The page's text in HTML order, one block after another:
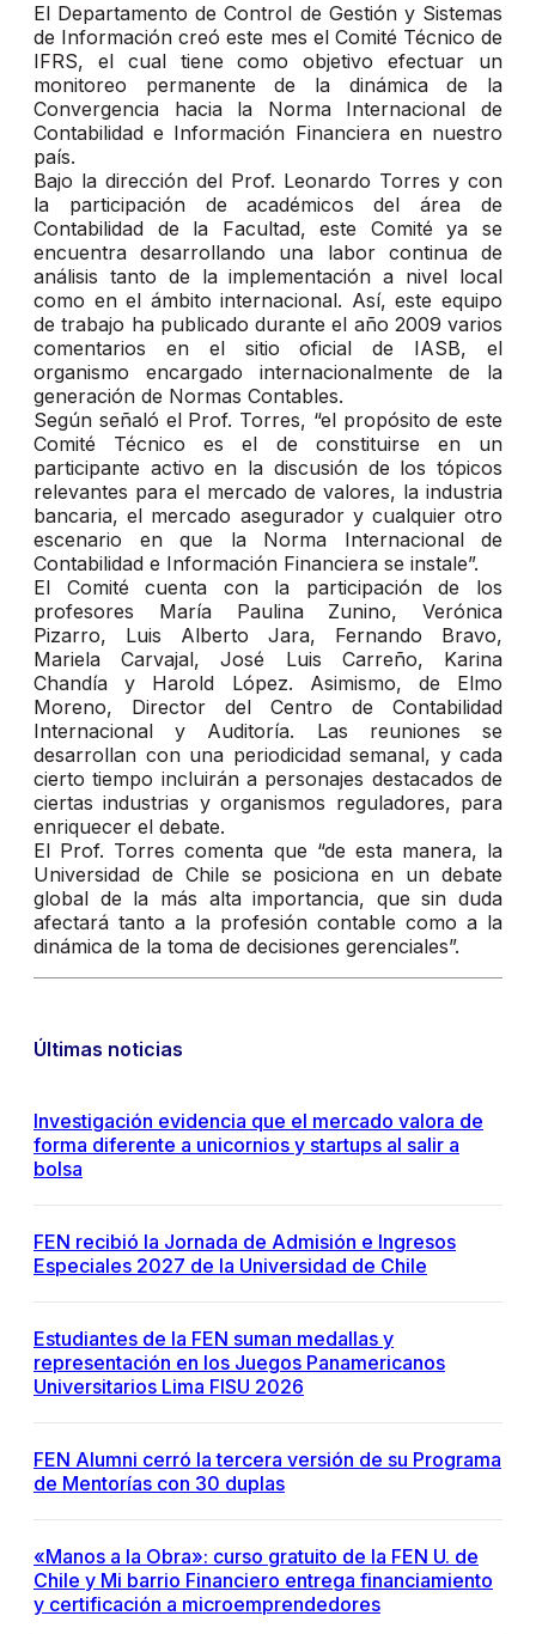
El Departamento de Control de Gestión y Sistemas
de Información creó este mes el Comité Técnico de
IFRS, el cual tiene como objetivo efectuar un
monitoreo permanente de la dinámica de la
Convergencia hacia la Norma Internacional de
Contabilidad e Información Financiera en nuestro
país.
Bajo la dirección del Prof. Leonardo Torres y con
la participación de académicos del área de
Contabilidad de la Facultad, este Comité ya se
encuentra desarrollando una labor continua de
análisis tanto de la implementación a nivel local
como en el ámbito internacional. Así, este equipo
de trabajo ha publicado durante el año 2009 varios
comentarios en el sitio oficial de IASB, el
organismo encargado internacionalmente de la
generación de Normas Contables.
Según señaló el Prof. Torres, “el propósito de este
Comité Técnico es el de constituirse en un
participante activo en la discusión de los tópicos
relevantes para el mercado de valores, la industria
bancaria, el mercado asegurador y cualquier otro
escenario en que la Norma Internacional de
Contabilidad e Información Financiera se instale”.
El Comité cuenta con la participación de los
profesores María Paulina Zunino, Verónica
Pizarro, Luis Alberto Jara, Fernando Bravo,
Mariela Carvajal, José Luis Carreño, Karina
Chandía y Harold López. Asimismo, de Elmo
Moreno, Director del Centro de Contabilidad
Internacional y Auditoría. Las reuniones se
desarrollan con una periodicidad semanal, y cada
cierto tiempo incluirán a personajes destacados de
ciertas industrias y organismos reguladores, para
enriquecer el debate.
El Prof. Torres comenta que “de esta manera, la
Universidad de Chile se posiciona en un debate
global de la más alta importancia, que sin duda
afectará tanto a la profesión contable como a la
dinámica de la toma de decisiones gerenciales”.
Últimas noticias
Investigación evidencia que el mercado valora de
forma diferente a unicornios y startups al salir a
bolsa
FEN recibió la Jornada de Admisión e Ingresos
Especiales 2027 de la Universidad de Chile
Estudiantes de la FEN suman medallas y
representación en los Juegos Panamericanos
Universitarios Lima FISU 2026
FEN Alumni cerró la tercera versión de su Programa
de Mentorías con 30 duplas
«Manos a la Obra»: curso gratuito de la FEN U. de
Chile y Mi barrio Financiero entrega financiamiento
y certificación a microemprendedores